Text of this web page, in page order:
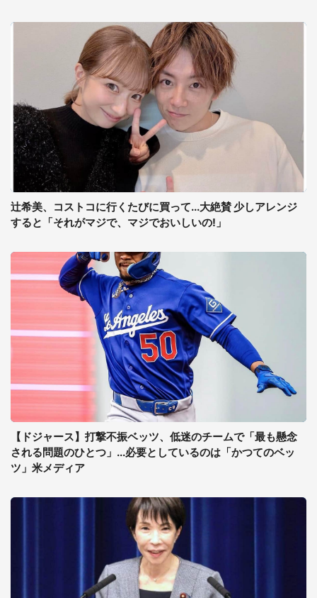
辻希美、コストコに行くたびに買って...大絶賛 少しアレンジ
すると「それがマジで、マジでおいしいの!」
【ドジャース】打撃不振ベッツ、低迷のチームで「最も懸念
される問題のひとつ」...必要としているのは「かつてのベッ
ツ」米メディア